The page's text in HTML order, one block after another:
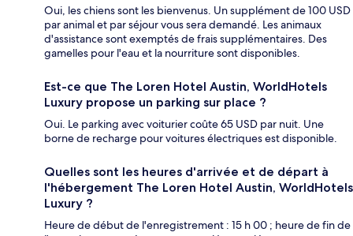
Oui, les chiens sont les bienvenus. Un supplément de 100 USD
par animal et par séjour vous sera demandé. Les animaux
d'assistance sont exemptés de frais supplémentaires. Des
gamelles pour l'eau et la nourriture sont disponibles.
Est-ce que The Loren Hotel Austin, WorldHotels
Luxury propose un parking sur place ?
Oui. Le parking avec voiturier coûte 65 USD par nuit. Une
borne de recharge pour voitures électriques est disponible.
Quelles sont les heures d'arrivée et de départ à
l'hébergement The Loren Hotel Austin, WorldHotels
Luxury ?
Heure de début de l'enregistrement : 15 h 00 ; heure de fin de